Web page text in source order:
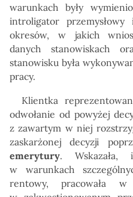
warunkach były
introligator
okresów, w jakich
danych stanowiskach
stanowisku była
pracy.
Klientka
odwołanie od powyżej
z zawartym w niej
zaskarżonej decyzji
emerytury. Wskazała,
w warunkach
rentowy, pracowała w